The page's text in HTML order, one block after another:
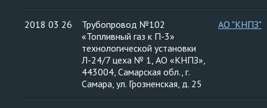
2018 03 26
Трубопровод №102
«Топливный газ к П-3»
технологической установки
Л-24/7 цеха № 1, АО «КНПЗ»,
443004, Самарская обл., г.
Самара, ул. Грозненская, д. 25
АО "КНПЗ"